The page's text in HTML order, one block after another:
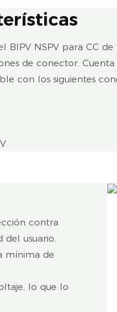
BIPV NSPV para CC
de conector.
con los siguientes
contra
usuario.
mínima de
lo que lo